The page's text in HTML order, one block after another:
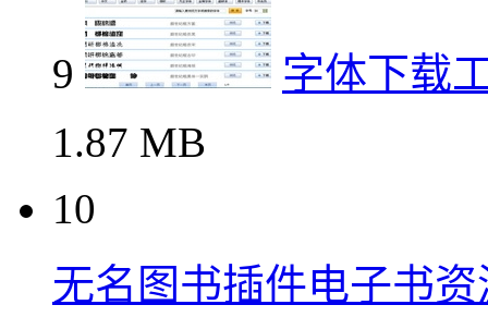
9
字体下载
1.87 MB
10
无名图书插件电子书